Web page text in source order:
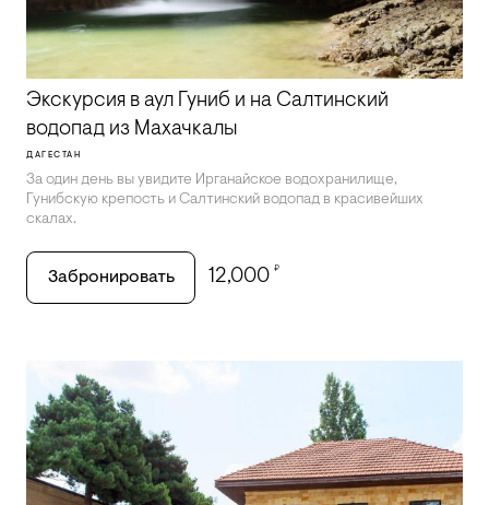
Экскурсия в аул Гуниб и на Салтинский
водопад из Махачкалы
ДАГЕСТАН
За один день вы увидите Ирганайское водохранилище,
Гунибскую крепость и Салтинский водопад в красивейших
скалах.
Забронировать 12,000 ₽